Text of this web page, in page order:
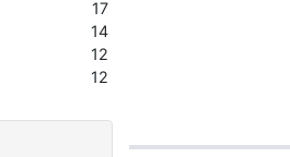
17
14
12
12